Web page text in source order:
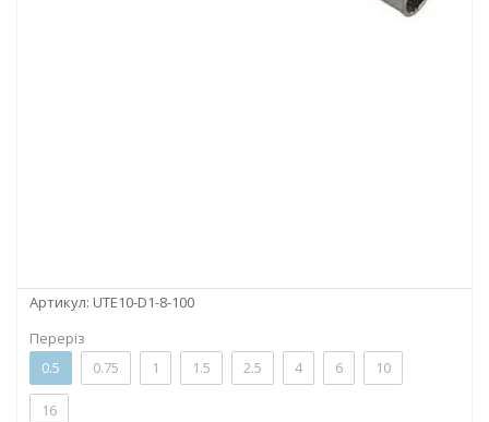
Артикул: UTE10-D1-8-100
Переріз
0.5
0.75 1 1.5 2.5 4 6 10
16